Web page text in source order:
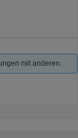
mit anderen.